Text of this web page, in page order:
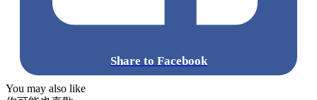
Share to Facebook
You may also like